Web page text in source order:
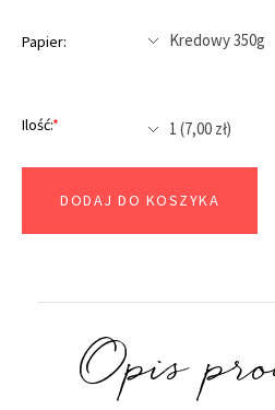
Papier:
Ilość:*
DODAJ DO KOSZYKA
Opis